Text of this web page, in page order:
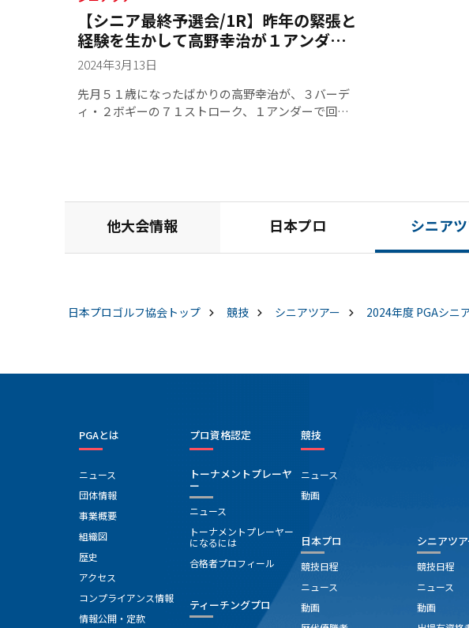
打の大差を着けて堂々のトップ通過を果たした。兼
本は前日に続きで２日連続でノーボギーゲームを達
成。ベテランシニアの貫禄を知らしめた。注目選手
には２９位スタートの堺谷和将（５３）が４つスコ
アを伸ばして５位に、４４位スタートだった鹿志村
光一（５４）がベストスコアタイとなる６７で回り
９位へとジャンプアップして、ツアーカードを獲得
最終成績 順位 通算 選手名 年齢 所属1
ー7 -2 Ｒ・テイト 51 フリー8 -2 内田勝
スタートする。
選手は困惑していた。 シニア４年目・兼本貴司
（５３）の第１ラウンドは、パッティング不調が原
因で７４ストローク３１位タイと出遅れていた。
「いまだに緊張しいなんですよ。それにパッティン
グが怖くて、インパクトで緩む感じが不安だった」
と振り返る。それに先週から練習ラウンドを重ねて
いるが”７６ストローク“を切ることはなく、気持ち
【シニア最終予選会/1R】昨年の緊張と
経験を生かして高野幸治が１アンダー
４位
2024年3月13日
先月５１歳になったばかりの高野幸治が、３バーデ
ィ・２ボギーの７１ストローク、１アンダーで回り
で大会を終えている。 高野にとって今年こそと気持
ちを高めて挑んでいる最終予選会。いぶすきでは何
度も練習ラウンドを重ね、準備は万全。初日をアン
ダーパーで回り、好スタートダッシュを切ることが
スで、その上コースコンディションも良好ですし、
し、プレーがやりがいもあります」といぶすきに魅
他大会情報 日本プロ シニアツ
日本プロゴルフ協会 トップ 競技 シニアツアー 2024年度 PGAシニ
PGAとは
ニュース
団体情報
事業概要
組織図
歴史
アクセス
コンプライアンス情報
情報公開・定款
プロ資格認定
トーナメントプレーヤ
ー
ニュース
トーナメントプレーヤー
になるには
合格者プロフィール
ティーチングプロ
競技
ニュース
動画
日本プロ
競技日程
ニュース
動画
シニアツ
競技日程
ニュース
動画